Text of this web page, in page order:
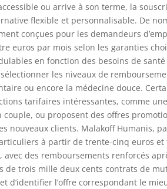
ou arrive à son terme, la
flexible et personnalisable. De
conçues pour les demandeurs
euros par mois selon les garanties
en fonction des besoins de
les niveaux de
ou encore la médecine douce.
tarifaires intéressantes, comme
couple, ou proposent des offres
nouveaux clients. Malakoff Humanis,
à partir de trente-cinq euros
des remboursements renforcés
de trois mille deux cents contrats de
d’identifier l’offre correspondant le